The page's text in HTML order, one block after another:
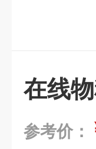
在线
参考价：